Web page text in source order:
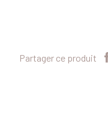
Partager ce produit